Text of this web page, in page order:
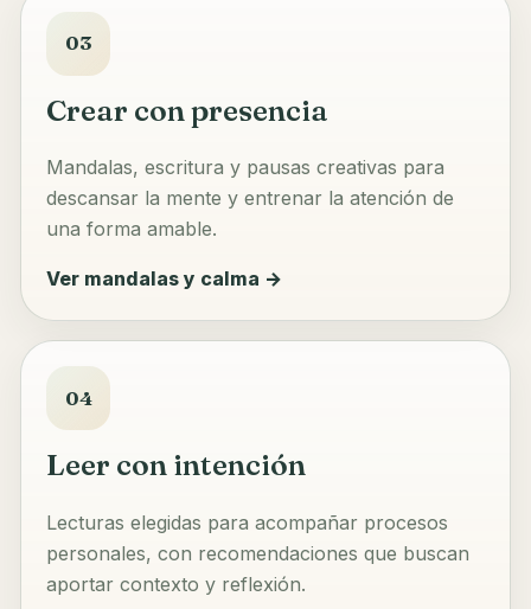
03
Crear con presencia
Mandalas, escritura y pausas creativas para
descansar la mente y entrenar la atención de
una forma amable.
Ver mandalas y calma →
04
Leer con intención
Lecturas elegidas para acompañar procesos
personales, con recomendaciones que buscan
aportar contexto y reflexión.